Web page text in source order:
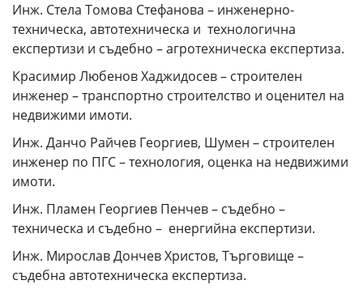
Инж. Стела Томова Стефанова – инженерно-
техническа, автотехническа и технологична
експертизи и съдебно – агротехническа експертиза.
Красимир Любенов Хаджидосев – строителен
инженер – транспортно строителство и оценител на
недвижими имоти.
Инж. Данчо Райчев Георгиев, Шумен – строителен
инженер по ПГС – технология, оценка на недвижими
имоти.
Инж. Пламен Георгиев Пенчев – съдебно –
техническа и съдебно – енергийна експертизи.
Инж. Мирослав Дончев Христов, Търговище –
съдебна автотехническа експертиза.